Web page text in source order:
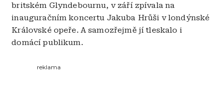
britském Glyndebournu, v září zpívala na
inauguračním koncertu Jakuba Hrůši v londýnské
Královské opeře. A samozřejmě jí tleskalo i
domácí publikum.
reklama